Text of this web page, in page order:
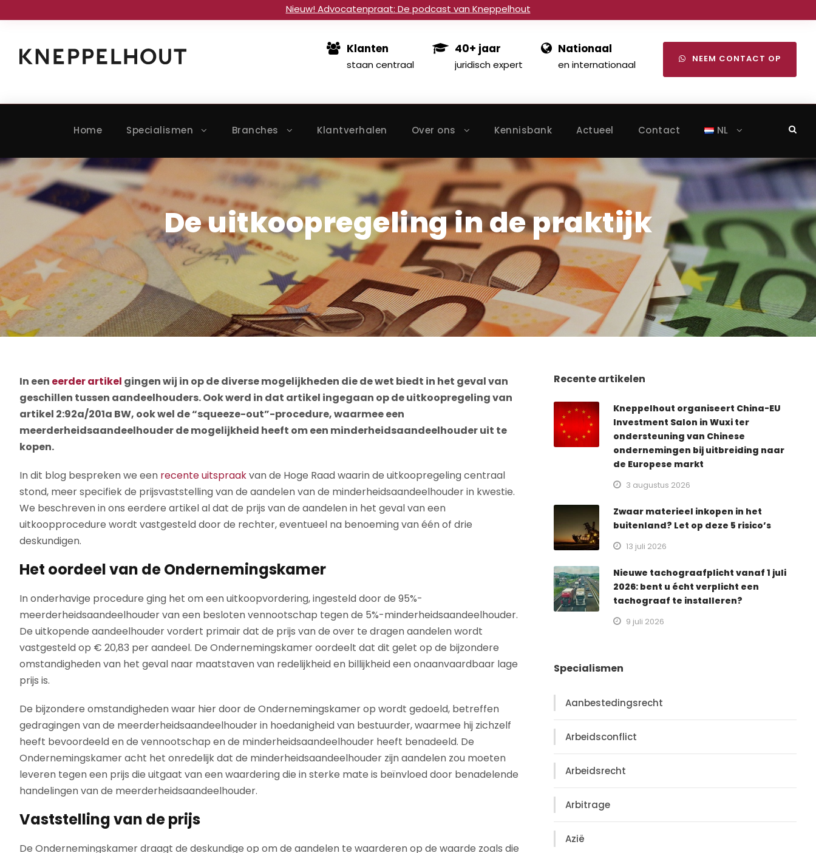
Nieuw! Advocatenpraat: De podcast van Kneppelhout
Klanten
staan centraal
40+ jaar
juridisch expert
Nationaal
en internationaal NEEM CONTACT OP
Home Specialismen Branches Klantverhalen Over ons Kennisbank Actueel Contact NL
De uitkoopregeling in de praktijk
In een eerder artikel gingen wij in op de diverse mogelijkheden die de wet biedt in het geval van
geschillen tussen aandeelhouders. Ook werd in dat artikel ingegaan op de uitkoopregeling van
artikel 2:92a/201a BW, ook wel de “squeeze-out”-procedure, waarmee een
meerderheidsaandeelhouder de mogelijkheid heeft om een minderheidsaandeelhouder uit te
kopen.
In dit blog bespreken we een recente uitspraakvan de Hoge Raad waarin de uitkoopregeling centraal
stond, meer specifiek de prijsvaststelling van de aandelen van de minderheidsaandeelhouder in kwestie.
We beschreven in ons eerdere artikel al dat de prijs van de aandelen in het geval van een
uitkoopprocedure wordt vastgesteld door de rechter, eventueel na benoeming van één of drie
deskundigen.
Het oordeel van de Ondernemingskamer
In onderhavige procedure ging het om een uitkoopvordering, ingesteld door de 95%-
meerderheidsaandeelhouder van een besloten vennootschap tegen de 5%-minderheidsaandeelhouder.
De uitkopende aandeelhouder vordert primair dat de prijs van de over te dragen aandelen wordt
vastgesteld op € 20,83 per aandeel. De Ondernemingskamer oordeelt dat dit gelet op de bijzondere
omstandigheden van het geval naar maatstaven van redelijkheid en billijkheid een onaanvaardbaar lage
prijs is.
De bijzondere omstandigheden waar hier door de Ondernemingskamer op wordt gedoeld, betreffen
gedragingen van de meerderheidsaandeelhouder in hoedanigheid van bestuurder, waarmee hij zichzelf
heeft bevoordeeld en de vennootschap en de minderheidsaandeelhouder heeft benadeeld. De
Ondernemingskamer acht het onredelijk dat de minderheidsaandeelhouder zijn aandelen zou moeten
leveren tegen een prijs die uitgaat van een waardering die in sterke mate is beïnvloed door benadelende
handelingen van de meerderheidsaandeelhouder.
Vaststelling van de prijs
De Ondernemingskamer draagt de deskundige op om de aandelen te waarderen op de waarde zoals die
Recente artikelen
Kneppelhout organiseert China-EU
Investment Salon in Wuxi ter
ondersteuning van Chinese
ondernemingen bij uitbreiding naar
de Europese markt
3 augustus 2026
Zwaar materieel inkopen in het
buitenland? Let op deze 5 risico’s
13 juli 2026
Nieuwe tachograafplicht vanaf 1 juli
2026: bent u écht verplicht een
tachograaf te installeren?
9 juli 2026
Specialismen
Aanbestedingsrecht
Arbeidsconflict
Arbeidsrecht
Arbitrage
Azië